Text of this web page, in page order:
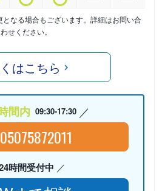
なる場合もございます。詳細はお問い合
わせください。
はこちら
間内 09:30-17:30
05075872011
時間受付中